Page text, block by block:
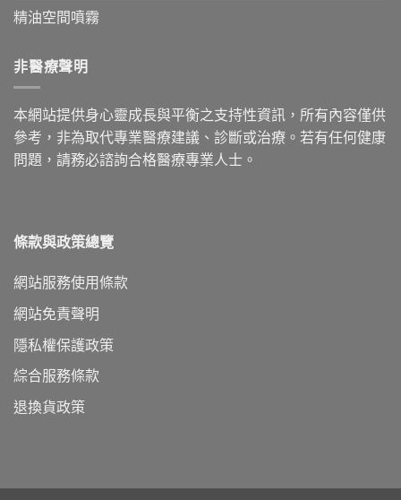
精油空間噴霧
非醫療聲明
本網站提供身心靈成長與平衡之支持性資訊，所有內容僅供
參考，非為取代專業醫療建議、診斷或治療。若有任何健康
問題，請務必諮詢合格醫療專業人士。
條款與政策總覽
網站服務使用條款
網站免責聲明
隱私權保護政策
綜合服務條款
退換貨政策